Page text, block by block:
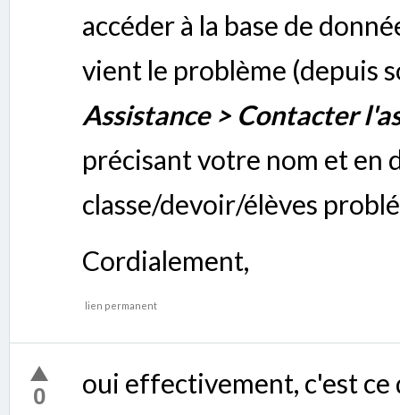
accéder à la base de
vient le problème (depuis
Assistance > Contacter
précisant votre nom et en
classe/devoir/élèves
Cordialement,
lien permanent
0 oui effectivement, c'est ce